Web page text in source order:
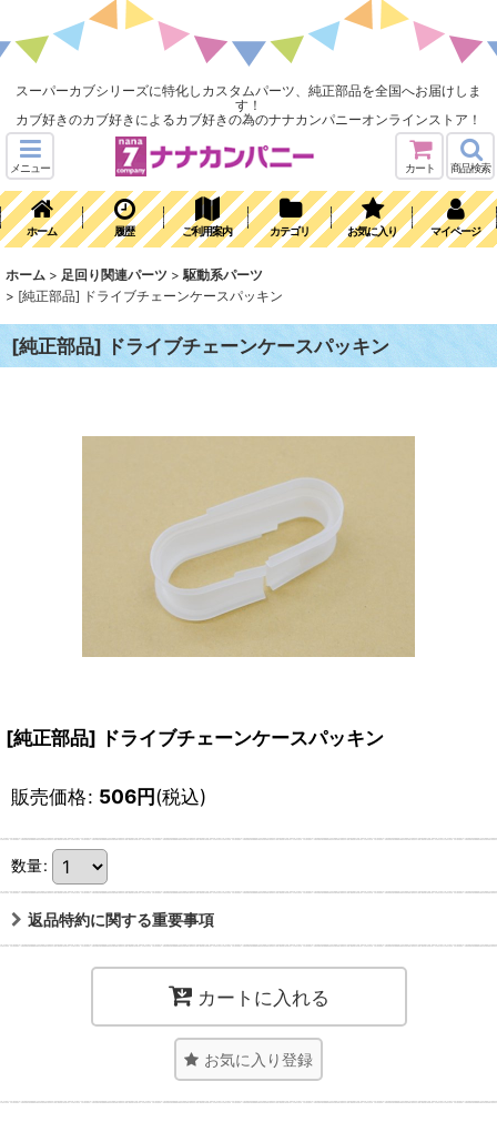
スーパーカブシリーズに特化しカスタムパーツ、純正部品を全国へお届けしま
す！
カブ好きのカブ好きによるカブ好きの為のナナカンパニーオンラインストア！
メニュー カート 商品検索
ホーム 履歴 ご利用案内 カテゴリ お気に入り マイページ
ホーム > 足回り関連パーツ > 駆動系パーツ
> [純正部品] ドライブチェーンケースパッキン
[純正部品] ドライブチェーンケースパッキン
[純正部品] ドライブチェーンケースパッキン
販売価格: 506円(税込)
数量:
返品特約に関する重要事項
カートに入れる
お気に入り登録